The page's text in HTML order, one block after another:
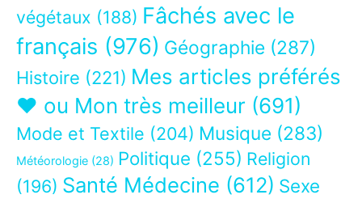
végétaux (188) Fâchés avec le
français (976) Géographie (287)
Histoire (221) Mes articles préférés
❤ ou Mon très meilleur (691)
Mode et Textile (204) Musique (283)
Météorologie (28) Politique (255) Religion
(196) Santé Médecine (612) Sexe